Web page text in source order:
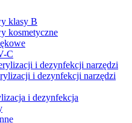
klasy B
kosmetyczne
C
i dezynfekcji narzędzi
i dezynfekcji narzędzi
i dezynfekcja